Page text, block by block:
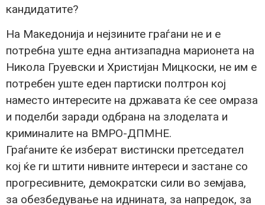
кандидатите?
На Македонија и нејзините граѓани не и е
потребна уште една антизападна марионета на
Никола Груевски и Христијан Мицкоски, не им е
потребен уште еден партиски полтрон кој
наместо интересите на државата ќе сее омраза
и поделби заради одбрана на злоделата и
криминалите на ВМРО-ДПМНЕ.
Граѓаните ќе изберат вистински претседател
кој ќе ги штити нивните интереси и застане со
прогресивните, демократски сили во земјава,
за обезбедување на иднината, за напредок, за